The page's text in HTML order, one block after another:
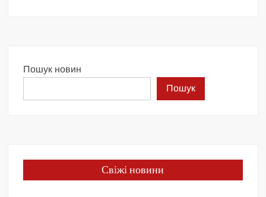
Пошук новин
Пошук
Свіжі новини